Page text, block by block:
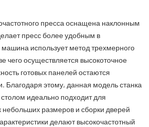
пресса оснащена наклонным
пресс более удобным в
использует метод трехмерного
чего осуществляется высокоточное
готовых панелей остаются
Благодаря этому, данная модель станка
идеально подходит для
небольших размеров и сборки дверей
делают высокочастотный